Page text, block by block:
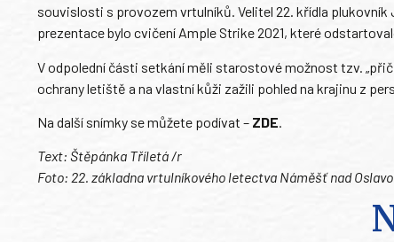
souvislosti s provozem vrtulníků. Velitel 22. křídla
prezentace bylo cvičení Ample Strike 2021, které
V odpolední části setkání měli starostové možnost tzv.
ochrany letiště a na vlastní kůži zažili pohled na krajinu z
Na další snímky se můžete podívat – ZDE.
Text: Štěpánka Tříletá /r
Foto: 22. základna vrtulníkového letectva Náměšť nad